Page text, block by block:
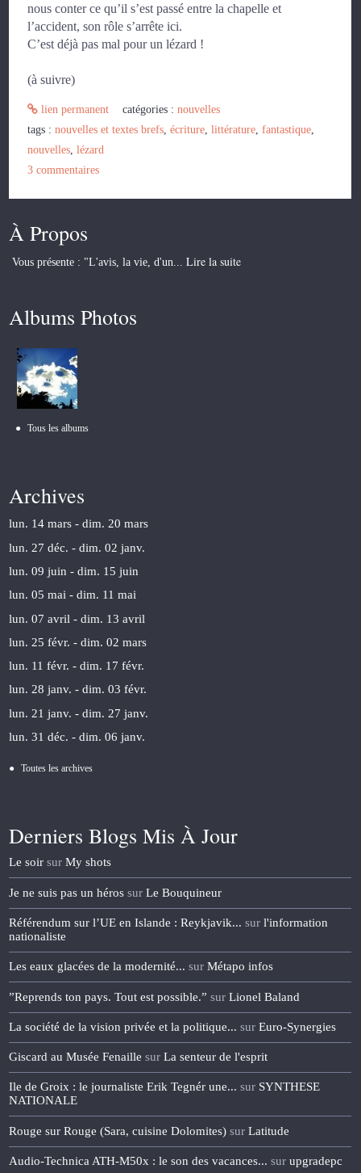
nous conter ce qu’il s’est passé entre la chapelle et
l’accident, son rôle s’arrête ici.
C’est déjà pas mal pour un lézard !
(à suivre)
lien permanent catégories :nouvelles
tags :nouvelles et textes brefs ,écriture ,littérature ,fantastique
nouvelles ,lézard
3 commentaires
À Propos
Vous présente : "L'avis, la vie, d'un... Lire la suite
Albums Photos
Tous les albums
Archives
lun. 14 mars - dim. 20 mars
lun. 27 déc. - dim. 02 janv.
lun. 09 juin - dim. 15 juin
lun. 05 mai - dim. 11 mai
lun. 07 avril - dim. 13 avril
lun. 25 févr. - dim. 02 mars
lun. 11 févr. - dim. 17 févr.
lun. 28 janv. - dim. 03 févr.
lun. 21 janv. - dim. 27 janv.
lun. 31 déc. - dim. 06 janv.
Toutes les archives
Derniers Blogs Mis À Jour
Le soir surMy shots
Je ne suis pas un héros surLe Bouquineur
Référendum sur l’UE en Islande : Reykjavik... surl'information
nationaliste
Les eaux glacées de la modernité... surMétapo infos
”Reprends ton pays. Tout est possible.” surLionel Baland
La société de la vision privée et la politique... surEuro-Synergies
Giscard au Musée Fenaille surLa senteur de l'esprit
Ile de Groix : le journaliste Erik Tegnér une... sur SYNTHESE
NATIONALE
Rouge sur Rouge (Sara, cuisine Dolomites) surLatitude
Audio‑Technica ATH‑M50x : le son des vacances... surupgradepc